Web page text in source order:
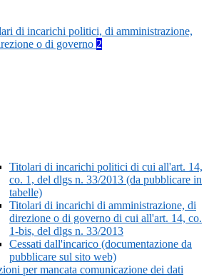
di incarichi politici, di amministrazione,
o di governo 2
Titolari di incarichi politici di cui all'art. 14,
co. 1, del dlgs n. 33/2013 (da pubblicare in
tabelle)
Titolari di incarichi di amministrazione, di
direzione o di governo di cui all'art. 14, co.
1-bis, del dlgs n. 33/2013
Cessati dall'incarico (documentazione da
pubblicare sul sito web)
per mancata comunicazione dei dati